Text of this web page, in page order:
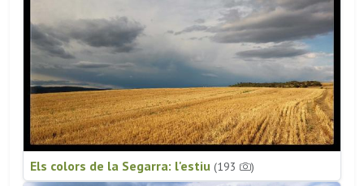
Els colors de la Segarra: l'estiu (193 )